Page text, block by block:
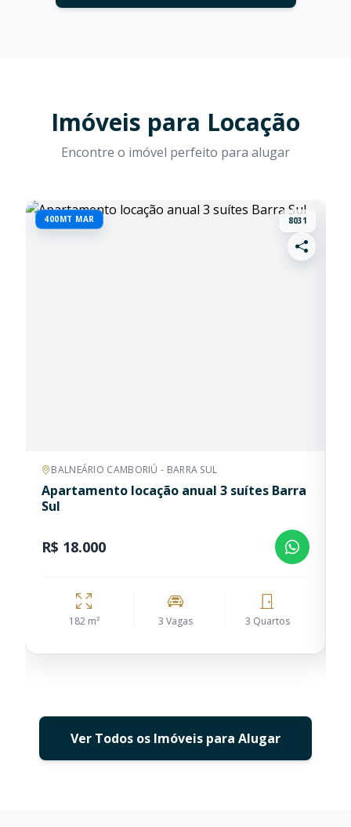
Imóveis para Locação
Encontre o imóvel perfeito para alugar
400MT MAR 8031
BALNEÁRIO CAMBORIÚ - BARRA SUL
Apartamento locação anual 3 suítes Barra
Sul
R$ 18.000
182 m² 3 Vagas 3 Quartos
Ver Todos os Imóveis para Alugar